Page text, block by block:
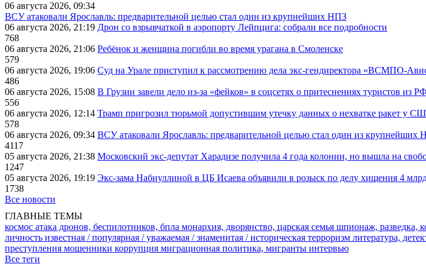
06 августа 2026, 09:34
ВСУ атаковали Ярославль: предварительной целью стал один из крупнейших НПЗ
06 августа 2026, 21:19 Дрон со взрывчаткой в аэропорту Лейпцига: собрали все подробности
768
06 августа 2026, 21:06 Ребёнок и женщина погибли во время урагана в Смоленске
579
06 августа 2026, 19:06 Суд на Урале приступил к рассмотрению дела экс-гендиректора «ВСМПО-
486
06 августа 2026, 15:08 В Грузии завели дело из-за «фейков» в соцсетях о притеснениях туристов из РФ
556
06 августа 2026, 12:14 Трамп пригрозил тюрьмой допустившим утечку данных о нехватке ракет у
578
06 августа 2026, 09:34 ВСУ атаковали Ярославль: предварительной целью стал один из крупнейших
4117
05 августа 2026, 21:38 Московский экс-депутат Харадизе получила 4 года колонии, но вышла на
1247
05 августа 2026, 19:19 Экс-зама Набиуллиной в ЦБ Исаева объявили в розыск по делу хищения 4
1738
Все новости
ГЛАВНЫЕ ТЕМЫ
космос атака дронов, беспилотников, бпла монархия, дворянство, царская семья шпионаж, разведка,
личность известная / популярная / уважаемая / знаменитая / историческая терроризм литература,
преступления мошенники коррупция миграционная политика, мигранты интервью
Все теги